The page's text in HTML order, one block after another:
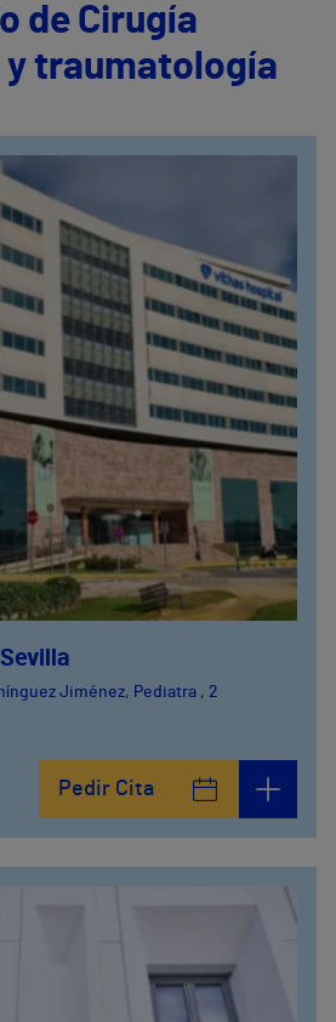
de Cirugía
traumatología
Jiménez, Pediatra , 2
Pedir Cita